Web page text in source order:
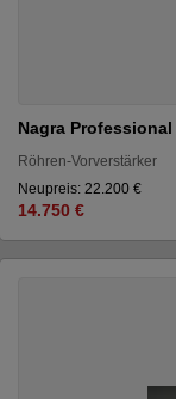
Nagra Professional
Röhren-Vorverstärker
Neupreis: 22.200 €
14.750 €